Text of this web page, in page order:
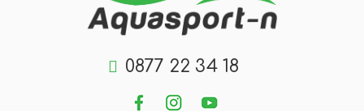
0877 22 34 18